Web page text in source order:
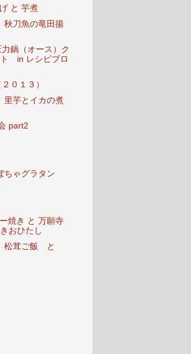
と 芋煮
秋刀魚の竜田揚
鍋（オース）ク
ト in レシピブロ
０１３）
里芋とイカの煮
part2
ちゃグラタン
焼き と 万願寺
おひたし
松茸ご飯 と